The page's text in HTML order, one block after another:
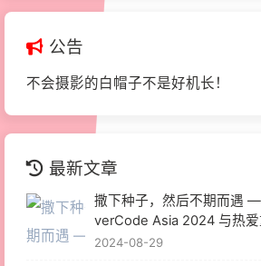
公告
不会摄影的白帽子不是好机长！
最新文章
撒下种子，然后不期而遇
verCode Asia 2024 与热爱
2024-08-29